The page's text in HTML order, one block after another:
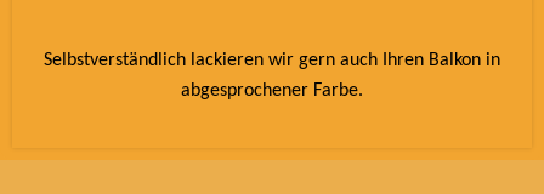
Selbstverständlich lackieren wir gern auch Ihren Balkon in
abgesprochener Farbe.